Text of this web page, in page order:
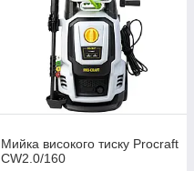
Мийка високого тиску Procraft
CW2.0/160